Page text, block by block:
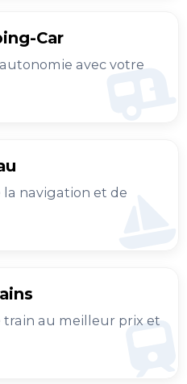
Car
avec votre
navigation et de
train au meilleur prix et